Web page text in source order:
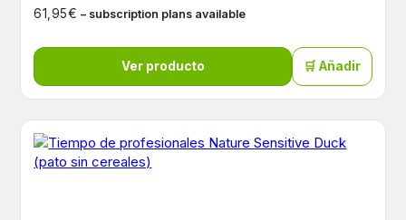
61,95€ – subscription plans available
Ver producto 🛒 Añadir